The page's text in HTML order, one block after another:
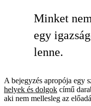
Minket
egy
lenne.
A bejegyzés apropója egy
helyek és dolgok című
aki nem mellesleg az